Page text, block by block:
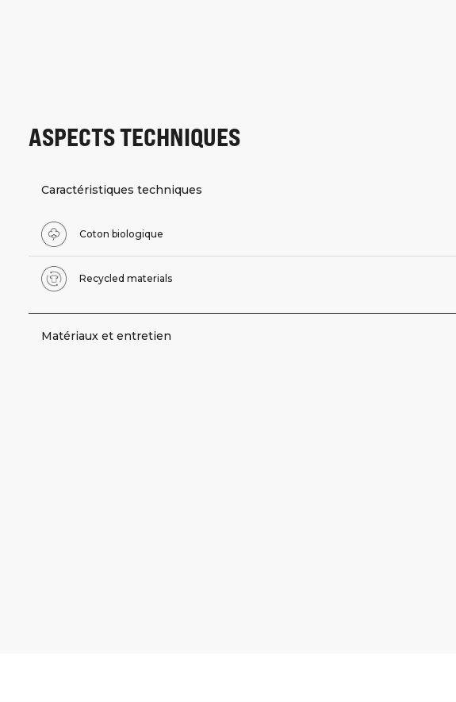
ASPECTS TECHNIQUES
Caractéristiques techniques
Coton biologique
Recycled materials
Matériaux et entretien